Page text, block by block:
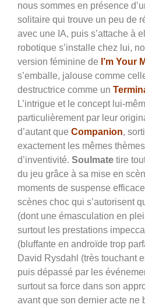
nous sommes en présence
solitaire qui trouve un peu de
avec une IA, puis s’attache à
robotique s’installe chez lui,
version féminine de I’m Your
s’emballe, jalouse comme
destructrice comme un
L’intrigue et le concept lui-
particulièrement par leur
d’autant que Companion,
exactement les mêmes
d’inventivité. Soulmate tire
du jeu grâce à sa mise en
moments de suspense
scènes choc qui s’autorisent
(dont une émasculation en
surtout les prestations
(bluffante en androïde trop
David Rysdahl (très touchant
puis dépassé par les
surtout sa force dans son
avant que son dernier acte ne